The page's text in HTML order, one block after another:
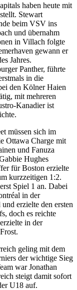
haben heute mit
Stewart
beim VSV ins
und übernahm
in Villach folgte
gewann er
Jahres.
Panther, führte
in die
den Kölner Haien
mit mehreren
Kanadier ist
müssen sich im
Ottawa Charge mit
und Fanuza
Hughes
für Boston erzielte
kurzzeitigen 1:2.
Spiel 1 an. Dabei
in der
erzielte den ersten
doch es reichte
in der
geling mit dem
der wichtige Sieg
war Jonathan
steigt damit sofort
U18 auf.